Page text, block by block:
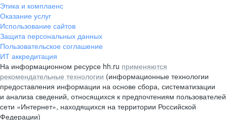
Этика и комплаенс
Оказание услуг
Использование сайтов
Защита персональных данных
Пользовательское соглашение
ИТ аккредитация
На информационном ресурсе hh.ru применяются
рекомендательные технологии (информационные технологии
предоставления информации на основе сбора, систематизации
и анализа сведений, относящихся к предпочтениям пользователей
сети «Интернет», находящихся на территории Российской
Федерации)